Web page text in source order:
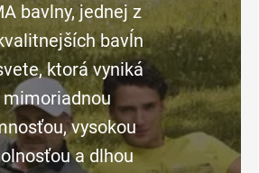
bavlny, jednej z
bavĺn
ktorá vyniká
mimoriadnou
vysokou
a dlhou